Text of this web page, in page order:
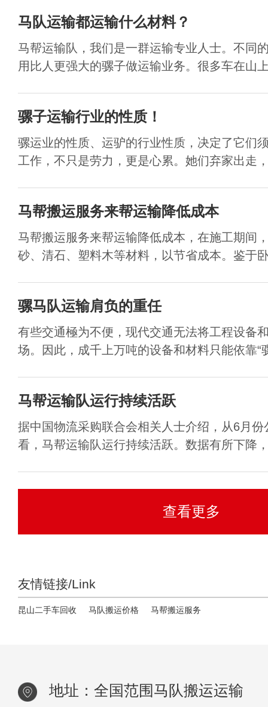
马队运输都运输什么材料？
马帮运输队，我们是一群运输专业人士。不同
用比人更强大的骡子做运输业务。很多车在山
骡子运输行业的性质！
骡运业的性质、运驴的行业性质，决定了它们
工作，不只是劳力，更是心累。她们弃家出走
马帮搬运服务来帮运输降低成本
马帮搬运服务来帮运输降低成本，在施工期间
砂、清石、塑料木等材料，以节省成本。鉴于
骡马队运输肩负的重任
有些交通極为不便，现代交通无法将工程设备
场。因此，成千上万吨的设备和材料只能依靠“
马帮运输队运行持续活跃
据中国物流采购联合会相关人士介绍，从6月
看，马帮运输队运行持续活跃。数据有所下降
查看更多
友情链接/Link
昆山二手车回收 马队搬运价格 马帮搬运服务
地址：全国范围马队搬运运输